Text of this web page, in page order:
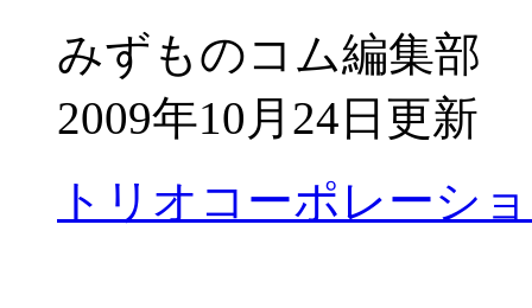
みずものコム編集部
2009年10月24日更新
トリオコーポレーシ